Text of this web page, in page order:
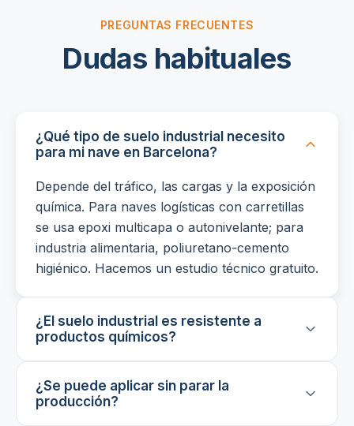
PREGUNTAS FRECUENTES
Dudas habituales
¿Qué tipo de suelo industrial necesito
para mi nave en Barcelona?
Depende del tráfico, las cargas y la exposición
química. Para naves logísticas con carretillas
se usa epoxi multicapa o autonivelante; para
industria alimentaria, poliuretano-cemento
higiénico. Hacemos un estudio técnico gratuito.
¿El suelo industrial es resistente a
productos químicos?
¿Se puede aplicar sin parar la
producción?